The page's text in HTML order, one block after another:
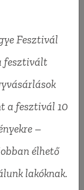
Fesztivál
fesztivált
a fesztivál 10
–
élhető
lakóknak.